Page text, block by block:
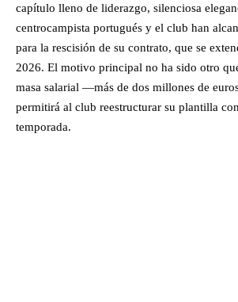
capítulo lleno de liderazgo, silenciosa
centrocampista portugués y el club han
para la rescisión de su contrato, que se
2026. El motivo principal no ha sido otro
masa salarial —más de dos millones de
permitirá al club reestructurar su plantilla
temporada.